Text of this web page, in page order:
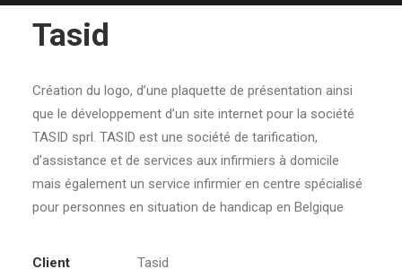
Tasid
Création du logo, d’une plaquette de présentation ainsi
que le développement d’un site internet pour la société
TASID sprl. TASID est une société de tarification,
d’assistance et de services aux infirmiers à domicile
mais également un service infirmier en centre spécialisé
pour personnes en situation de handicap en Belgique
Client
Tasid